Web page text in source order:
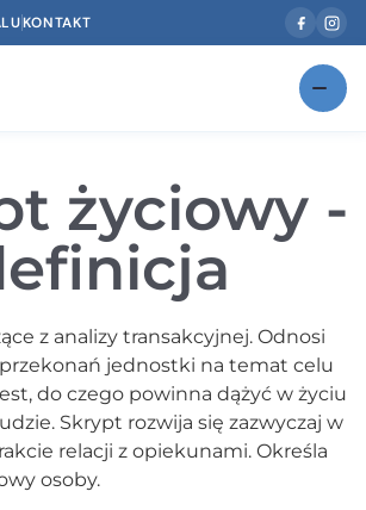
KONTAKT
życiowy -
z analizy transakcyjnej. Odnosi
jednostki na temat celu
do czego powinna dążyć w życiu
Skrypt rozwija się zazwyczaj w
relacji z opiekunami. Określa
osoby.